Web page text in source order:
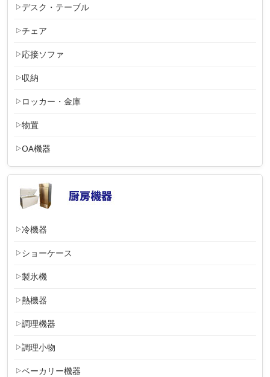
デスク・テーブル
チェア
応接ソファ
収納
ロッカー・金庫
物置
OA機器
冷機器
ショーケース
製氷機
熱機器
調理機器
調理小物
ベーカリー機器